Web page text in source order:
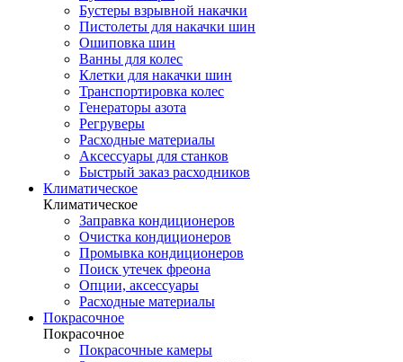
Бустеры взрывной накачки
Пистолеты для накачки шин
Ошиповка шин
Ванны для колес
Клетки для накачки шин
Транспортировка колес
Генераторы азота
Регруверы
Расходные материалы
Аксессуары для станков
Быстрый заказ расходников
Климатическое
Климатическое
Заправка кондиционеров
Очистка кондиционеров
Промывка кондиционеров
Поиск утечек фреона
Опции, аксессуары
Расходные материалы
Покрасочное
Покрасочное
Покрасочные камеры